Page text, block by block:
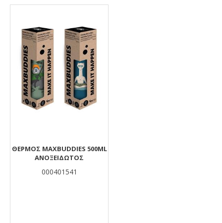
ΘΕΡΜΌΣ MAXBUDDIES 500ML
ΑΝΟΞΕΊΔΩΤΟΣ
000401541